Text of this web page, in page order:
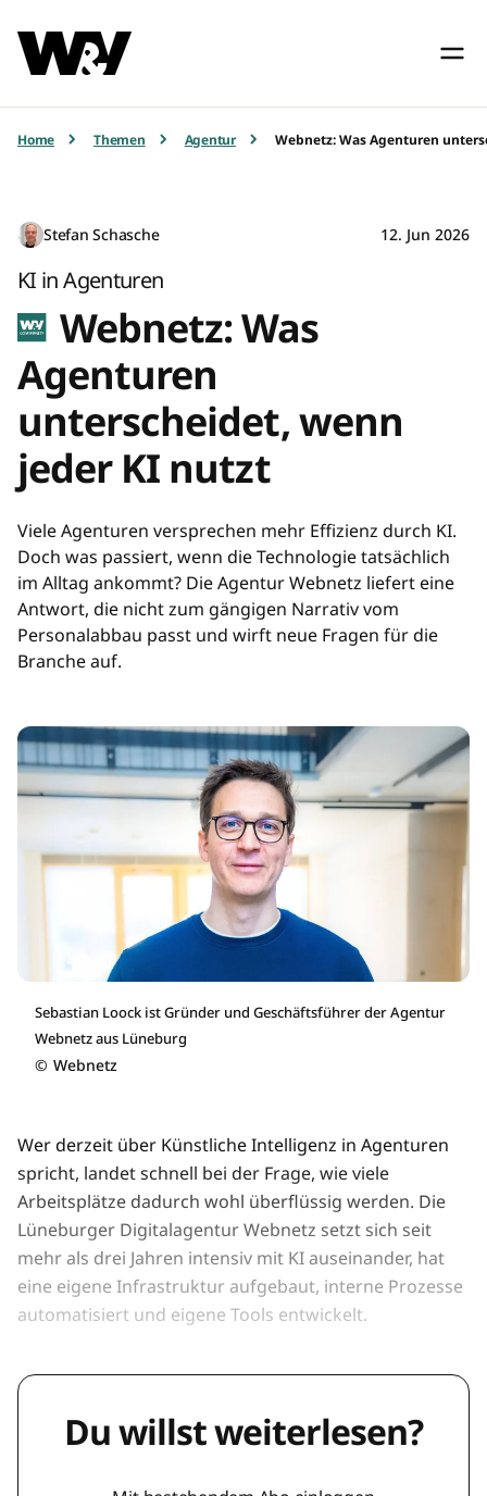
Home Themen Agentur Webnetz: Was Agenturen
Stefan Schasche 12. Jun 2026
KI in Agenturen
Webnetz: Was
Agenturen
unterscheidet, wenn
jeder KI nutzt
Viele Agenturen versprechen mehr Effizienz durch KI.
Doch was passiert, wenn die Technologie tatsächlich
im Alltag ankommt? Die Agentur Webnetz liefert eine
Antwort, die nicht zum gängigen Narrativ vom
Personalabbau passt und wirft neue Fragen für die
Branche auf.
Sebastian Loock ist Gründer und Geschäftsführer der Agentur
Webnetz aus Lüneburg
© Webnetz
Wer derzeit über Künstliche Intelligenz in Agenturen
spricht, landet schnell bei der Frage, wie viele
Arbeitsplätze dadurch wohl überflüssig werden. Die
Lüneburger Digitalagentur Webnetz setzt sich seit
mehr als drei Jahren intensiv mit KI auseinander, hat
eine eigene Infrastruktur aufgebaut, interne Prozesse
automatisiert und eigene Tools entwickelt.
Du willst weiterlesen?